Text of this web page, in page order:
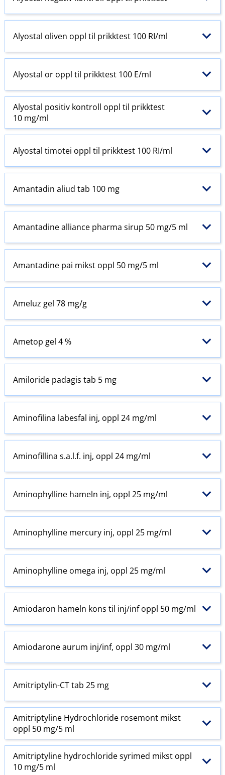
Alyostal oliven oppl til prikktest 100 RI​/​ml
Alyostal or oppl til prikktest 100 E​/​ml
Alyostal positiv kontroll oppl til prikktest
10 mg/ml
Alyostal timotei oppl til prikktest 100 RI​/​ml
Amantadin aliud tab 100 mg
Amantadine alliance pharma sirup 50 mg/5 ml
Amantadine pai mikst oppl 50 mg/5 ml
Ameluz gel 78 mg/g
Ametop gel 4 %
Amiloride padagis tab 5 mg
Aminofilina labesfal inj, oppl 24 mg/ml
Aminofillina s.a.l.f. inj, oppl 24 mg/ml
Aminophylline hameln inj, oppl 25 mg/ml
Aminophylline mercury inj, oppl 25 mg/ml
Aminophylline omega inj, oppl 25 mg/ml
Amiodaron hameln kons til inj​/​inf oppl 50 mg/ml
Amiodarone aurum inj​/​inf, oppl 30 mg/ml
Amitriptylin-CT tab 25 mg
Amitriptyline Hydrochloride rosemont mikst
oppl 50 mg/5 ml
Amitriptyline hydrochloride syrimed mikst oppl
10 mg/5 ml